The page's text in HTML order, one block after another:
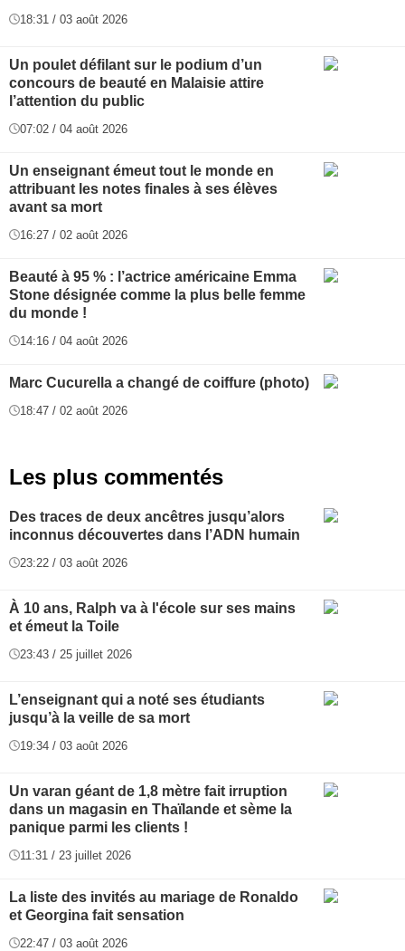
18:31 / 03 août 2026
Un poulet défilant sur le podium d’un
concours de beauté en Malaisie attire
l’attention du public
07:02 / 04 août 2026
Un enseignant émeut tout le monde en
attribuant les notes finales à ses élèves
avant sa mort
16:27 / 02 août 2026
Beauté à 95 % : l’actrice américaine Emma
Stone désignée comme la plus belle femme
du monde !
14:16 / 04 août 2026
Marc Cucurella a changé de coiffure (photo)
18:47 / 02 août 2026
Les plus commentés
Des traces de deux ancêtres jusqu’alors
inconnus découvertes dans l’ADN humain
23:22 / 03 août 2026
À 10 ans, Ralph va à l'école sur ses mains
et émeut la Toile
23:43 / 25 juillet 2026
L’enseignant qui a noté ses étudiants
jusqu’à la veille de sa mort
19:34 / 03 août 2026
Un varan géant de 1,8 mètre fait irruption
dans un magasin en Thaïlande et sème la
panique parmi les clients !
11:31 / 23 juillet 2026
La liste des invités au mariage de Ronaldo
et Georgina fait sensation
22:47 / 03 août 2026